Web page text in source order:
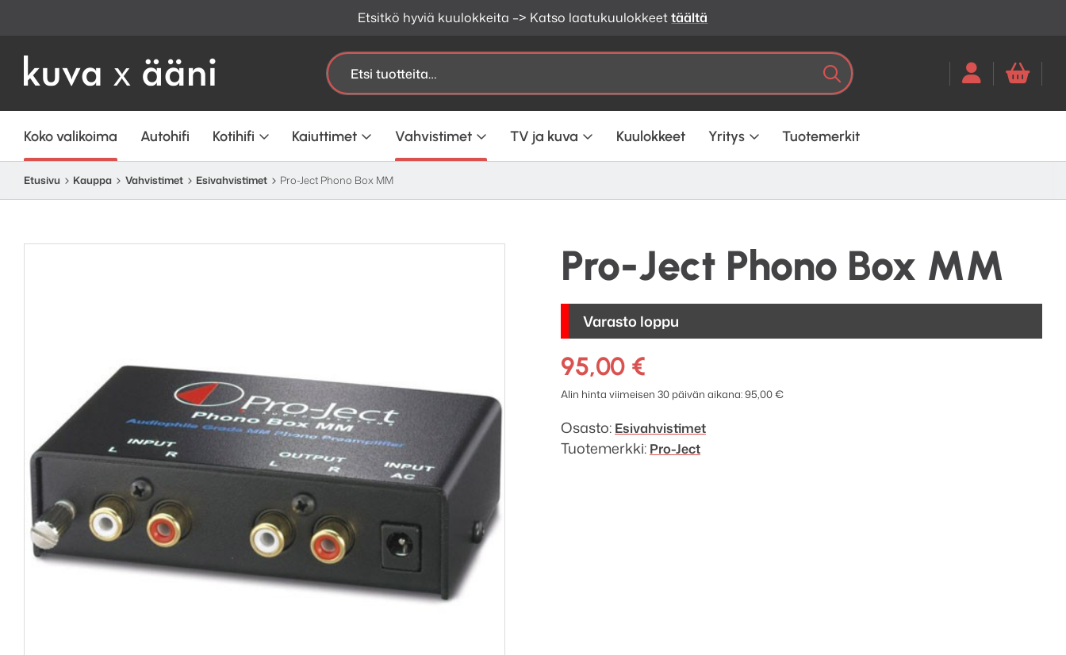
Etsitkö hyviä kuulokkeita –> Katso laatukuulokkeettäältä
Etsi: HakuKun tuloksia tulee, voit selata
Koko valikoima Autohifi Kotihifi Kaiuttimet Vahvistimet TV ja kuva Kuulokkeet Yritys Tuotemerkit
Etusivu Kauppa Vahvistimet Esivahvistimet Pro-Ject Phono Box MM
Pro-Ject Phono Box MM
Varasto loppu
95,00 €
Alin hinta viimeisen 30 päivän aikana:95,00€
Osasto: Esivahvistimet
Tuotemerkki: Pro-Ject